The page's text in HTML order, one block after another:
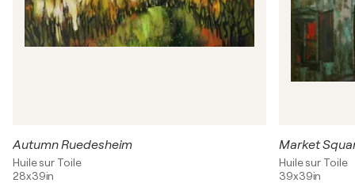
Autumn Ruedesheim
Huile sur Toile
28x39in
Market
Huile sur Toile
39x39in